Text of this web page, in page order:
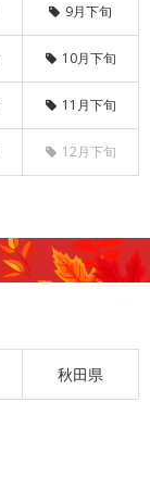
9月下旬
10月下旬
11月下旬
12月下旬
秋田県